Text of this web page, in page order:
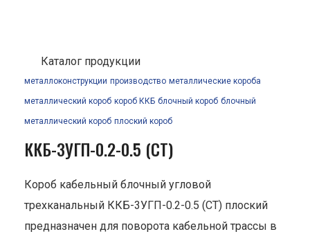
Каталог продукции
металлоконструкции производство металлические короба
металлический короб короб ККБ блочный короб блочный
металлический короб плоский короб
ККБ-3УГП-0.2-0.5 (СТ)
Короб кабельный блочный угловой
трехканальный ККБ-3УГП-0.2-0.5 (СТ) плоский
предназначен для поворота кабельной трассы в